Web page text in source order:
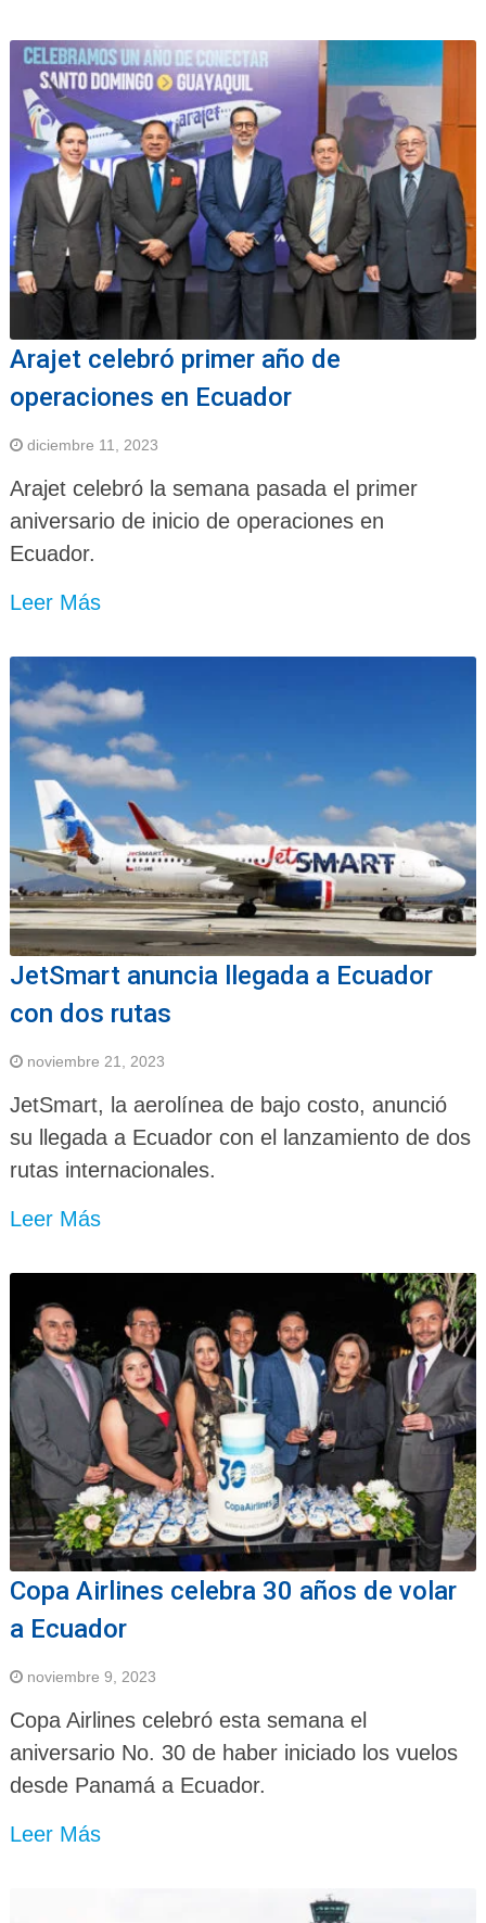
Arajet celebró primer año de
operaciones en Ecuador
diciembre 11, 2023
Arajet celebró la semana pasada el primer
aniversario de inicio de operaciones en
Ecuador.
Leer Más
JetSmart anuncia llegada a Ecuador
con dos rutas
noviembre 21, 2023
JetSmart, la aerolínea de bajo costo, anunció
su llegada a Ecuador con el lanzamiento de dos
rutas internacionales.
Leer Más
Copa Airlines celebra 30 años de volar
a Ecuador
noviembre 9, 2023
Copa Airlines celebró esta semana el
aniversario No. 30 de haber iniciado los vuelos
desde Panamá a Ecuador.
Leer Más